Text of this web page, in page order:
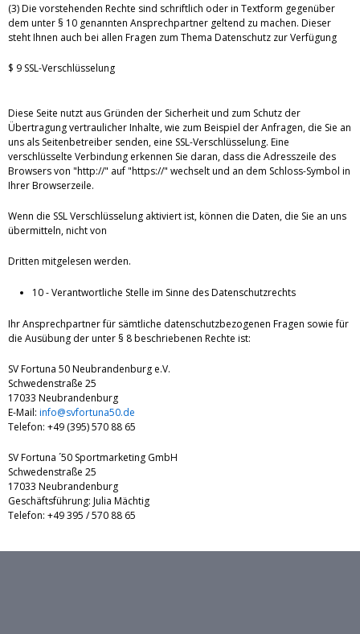
(3) Die vorstehenden Rechte sind schriftlich oder in Textform gegenüber
dem unter § 10 genannten Ansprechpartner geltend zu machen. Dieser
steht Ihnen auch bei allen Fragen zum Thema Datenschutz zur Verfügung
$ 9 SSL-Verschlüsselung
Diese Seite nutzt aus Gründen der Sicherheit und zum Schutz der
Übertragung vertraulicher Inhalte, wie zum Beispiel der Anfragen, die Sie an
uns als Seitenbetreiber senden, eine SSL-Verschlüsselung. Eine
verschlüsselte Verbindung erkennen Sie daran, dass die Adresszeile des
Browsers von "http://" auf "https://" wechselt und an dem Schloss-Symbol in
Ihrer Browserzeile.
Wenn die SSL Verschlüsselung aktiviert ist, können die Daten, die Sie an uns
übermitteln, nicht von
Dritten mitgelesen werden.
10 - Verantwortliche Stelle im Sinne des Datenschutzrechts
Ihr Ansprechpartner für sämtliche datenschutzbezogenen Fragen sowie für
die Ausübung der unter § 8 beschriebenen Rechte ist:
SV Fortuna 50 Neubrandenburg e.V.
Schwedenstraße 25
17033 Neubrandenburg
E-Mail: info@svfortuna50.de
Telefon: +49 (395) 570 88 65
SV Fortuna ´50 Sportmarketing GmbH
Schwedenstraße 25
17033 Neubrandenburg
Geschäftsführung: Julia Mächtig
Telefon: +49 395 / 570 88 65